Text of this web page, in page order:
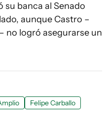
su banca al Senado
aunque Castro –
no logró asegurarse un
Felipe Carballo